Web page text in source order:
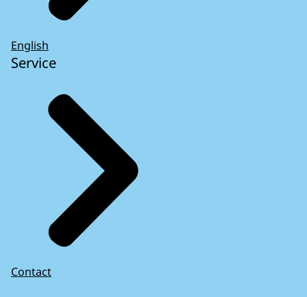
English
Service
Contact